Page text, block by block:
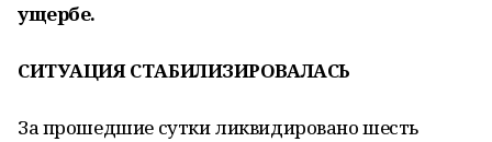
ущербе.
СИТУАЦИЯ СТАБИЛИЗИРОВАЛАСЬ
За прошедшие сутки ликвидировано шесть